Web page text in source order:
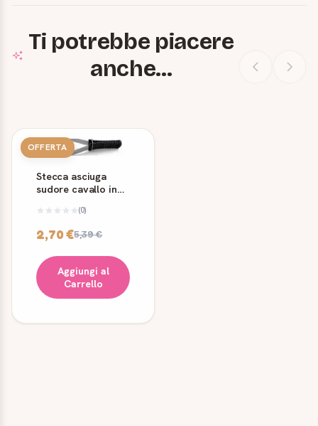
Ti potrebbe piacere
anche...
OFFERTA
Stecca asciuga
sudore cavallo in
dentini
(0)
2,70 €5,39 €
Aggiungi al
Carrello